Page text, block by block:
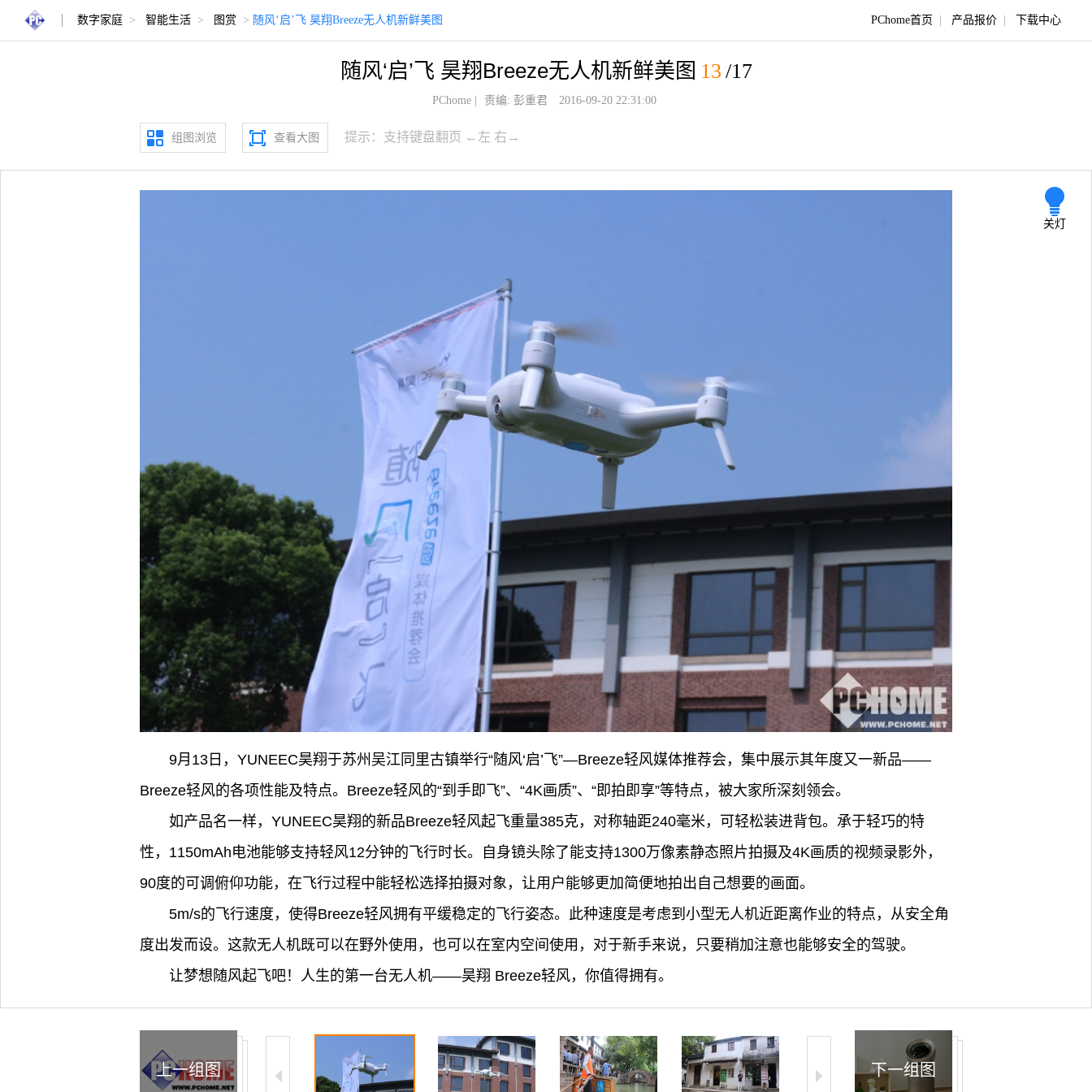
数字家庭 > 智能生活 > 图赏 > 随风‘启’飞 昊翔Breeze无人机新鲜美图 PChome首页 产品报价 下载中心
随风‘启’飞 昊翔Breeze无人机新鲜美图 13 /17
PChome| 责编: 彭重君 2016-09-20 22:31:00
组图浏览 查看大图 提示：支持键盘翻页 ←左 右→
关灯
9月13日，YUNEEC昊翔于苏州吴江同里古镇举行“随风‘启’飞”—Breeze轻风媒体推荐会，集中展示其年度又一新品——
Breeze轻风的各项性能及特点。Breeze轻风的“到手即飞”、“4K画质”、“即拍即享”等特点，被大家所深刻领会。
如产品名一样，YUNEEC昊翔的新品Breeze轻风起飞重量385克，对称轴距240毫米，可轻松装进背包。承于轻巧的特
性，1150mAh电池能够支持轻风12分钟的飞行时长。自身镜头除了能支持1300万像素静态照片拍摄及4K画质的视频录影外，
90度的可调俯仰功能，在飞行过程中能轻松选择拍摄对象，让用户能够更加简便地拍出自己想要的画面。
5m/s的飞行速度，使得Breeze轻风拥有平缓稳定的飞行姿态。此种速度是考虑到小型无人机近距离作业的特点，从安全角
度出发而设。这款无人机既可以在野外使用，也可以在室内空间使用，对于新手来说，只要稍加注意也能够安全的驾驶。
让梦想随风起飞吧！人生的第一台无人机——昊翔 Breeze轻风，你值得拥有。
上一组图 下一组图